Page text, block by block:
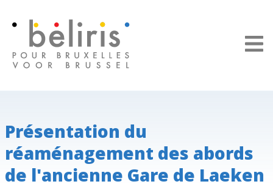
Présentation du
réaménagement des abords
de l'ancienne Gare de Laeken